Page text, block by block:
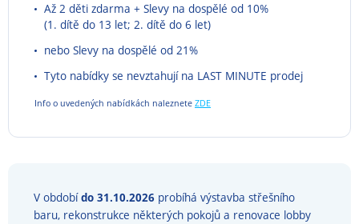
Až 2 děti zdarma + Slevy na dospělé od 10%
(1. dítě do 13 let; 2. dítě do 6 let)
nebo Slevy na dospělé od 21%
Tyto nabídky se nevztahují na LAST MINUTE prodej
Info o uvedených nabídkách naleznete ZDE
V obdobído 31.10.2026 probíhá výstavba střešního
baru, rekonstrukce některých pokojů a renovace lobby